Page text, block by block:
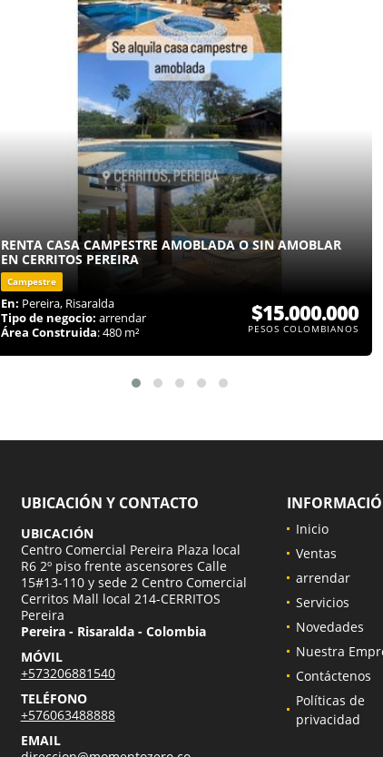
RENTA CASA CAMPESTRE AMOBLADA O SIN AMOBLAR
EN CERRITOS PEREIRA
Campestre
En: Pereira, Risaralda
Tipo de negocio: arrendar
Área Construida: 480 m²
$15.000.000
PESOS COLOMBIANOS
UBICACIÓN Y CONTACTO
UBICACIÓN
Centro Comercial Pereira Plaza local
R6 2º piso frente ascensores Calle
15#13-110 y sede 2 Centro Comercial
Cerritos Mall local 214-CERRITOS
Pereira
Pereira - Risaralda - Colombia
MÓVIL
+573206881540
TELÉFONO
+576063488888
EMAIL
Inicio
Ventas
arrendar
Servicios
Novedades
Nuestra
Contáctenos
Políticas de
privacidad